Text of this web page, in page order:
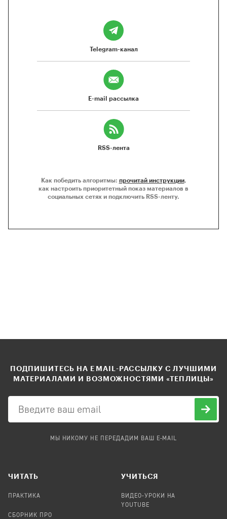
Telegram-канал
E-mail рассылка
RSS-лента
Как победить алгоритмы: прочитай инструкции,
как настроить приоритетный показ материалов в
социальных сетях и подключить RSS-ленту.
ПОДПИШИТЕСЬ НА EMAIL-РАССЫЛКУ С ЛУЧШИМИ
МАТЕРИАЛАМИ И ВОЗМОЖНОСТЯМИ «ТЕПЛИЦЫ»
МЫ НИКОМУ НЕ ПЕРЕДАДИМ ВАШ E-MAIL
ЧИТАТЬ
ПРАКТИКА
СБОРНИК ПРО
УЧИТЬСЯ
ВИДЕО-УРОКИ НА
YOUTUBE